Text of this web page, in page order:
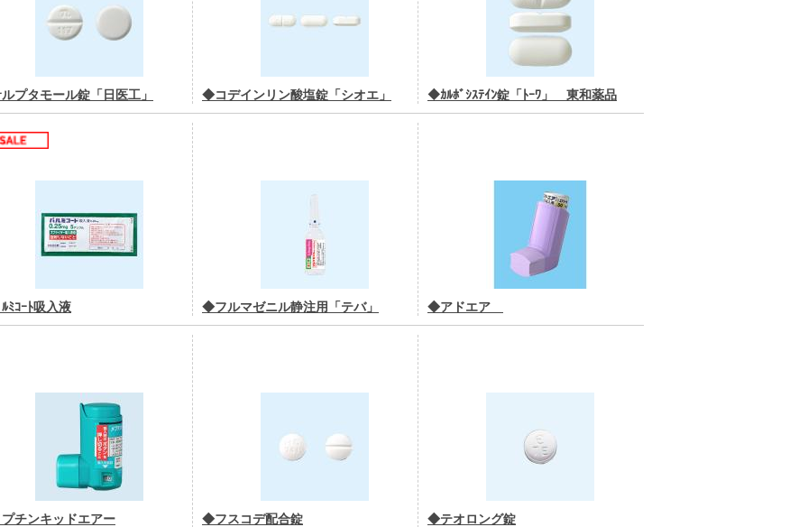
プタモール錠「日医工」 ◆コデインリン酸塩錠「シオエ」 ◆ｶﾙﾎﾞｼｽﾃｲﾝ錠「ﾄｰﾜ」 東和薬品
ﾐｺｰﾄ吸入液 ◆フルマゼニル静注用「テバ」 ◆アドエア
チンキッドエアー ◆フスコデ配合錠 ◆テオロング錠